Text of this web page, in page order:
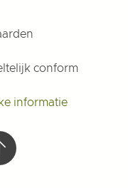
conform
informatie